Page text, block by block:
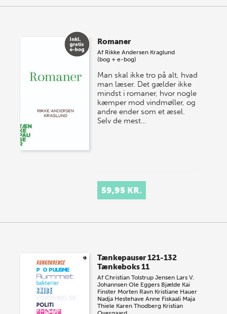
Romaner
Af Rikke Andersen Kraglund
(bog + e-bog)
Man skal ikke tro på alt, hvad
man læser. Det gælder ikke
mindst i romaner, hvor nogle
kæmper mod vindmøller, og
andre ender som et æsel.
Selv de mest…
59,95 KR.
Tænkepauser 121-132
Tænkeboks 11
AfChristian Tolstrup Jensen Lars V.
Johannsen Ole Eggers Bjælde Kai
Finster Morten Ravn Kristiane Hauer
Nadja Hestehave Anne Fiskaali Maja
Thiele Karen Thodberg Kristian